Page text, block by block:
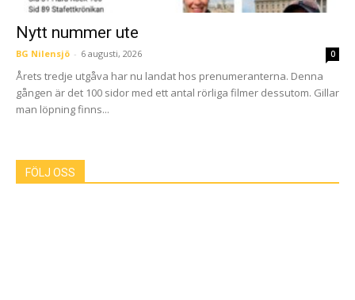
Nytt nummer ute
BG Nilensjö - 6 augusti, 2026 0
Årets tredje utgåva har nu landat hos prenumeranterna. Denna
gången är det 100 sidor med ett antal rörliga filmer dessutom. Gillar
man löpning finns...
FÖLJ OSS